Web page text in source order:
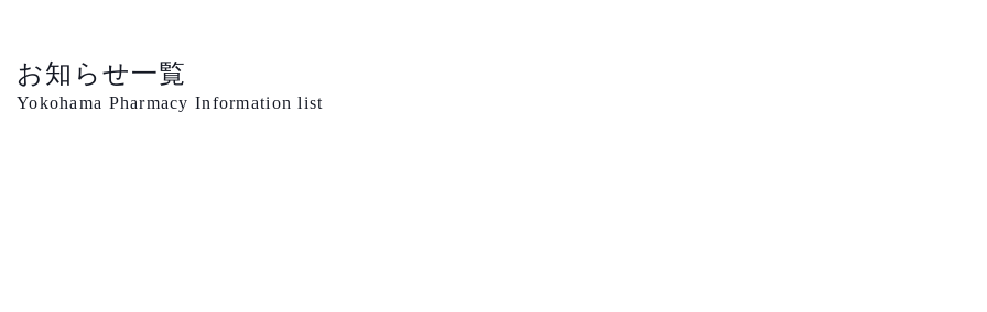
お知らせ一覧
Yokohama Pharmacy Information list